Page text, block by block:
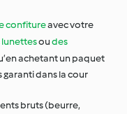
confitureavec votre
lunettesoudes
achetant un paquet
garanti dans la cour
bruts (beurre,